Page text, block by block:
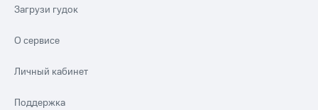
Загрузи гудок
О сервисе
Личный кабинет
Поддержка